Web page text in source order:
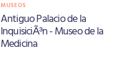
MUSEOS
Antiguo Palacio de la
InquisiciÃ³n - Museo de la
Medicina